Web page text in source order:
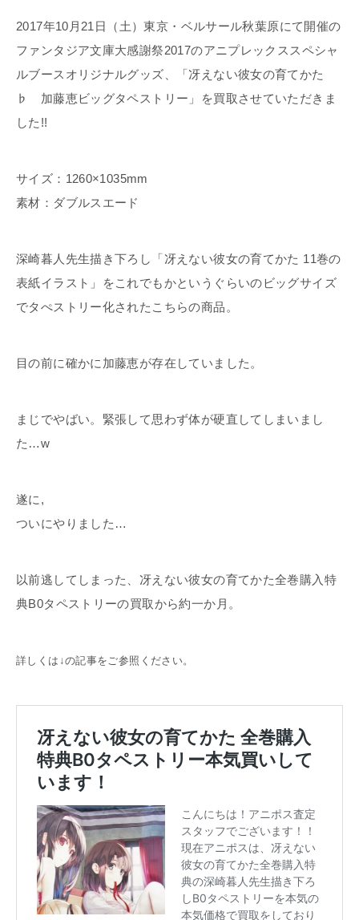
2017年10月21日（土）東京・ベルサール秋葉原にて開催の
ファンタジア文庫大感謝祭2017のアニプレックススペシャ
ルブースオリジナルグッズ、「冴えない彼女の育てかた
♭ 加藤恵ビッグタペストリー」を買取させていただきま
した!!
サイズ：1260×1035mm
素材：ダブルスエード
深崎暮人先生描き下ろし「冴えない彼女の育てかた 11巻の
表紙イラスト」をこれでもかというぐらいのビッグサイズ
でタぺストリー化されたこちらの商品。
目の前に確かに加藤恵が存在していました。
まじでやばい。緊張して思わず体が硬直してしまいまし
た…w
遂に,
ついにやりました…
以前逃してしまった、冴えない彼女の育てかた全巻購入特
典B0タペストリーの買取から約一か月。
詳しくは↓の記事をご参照ください。